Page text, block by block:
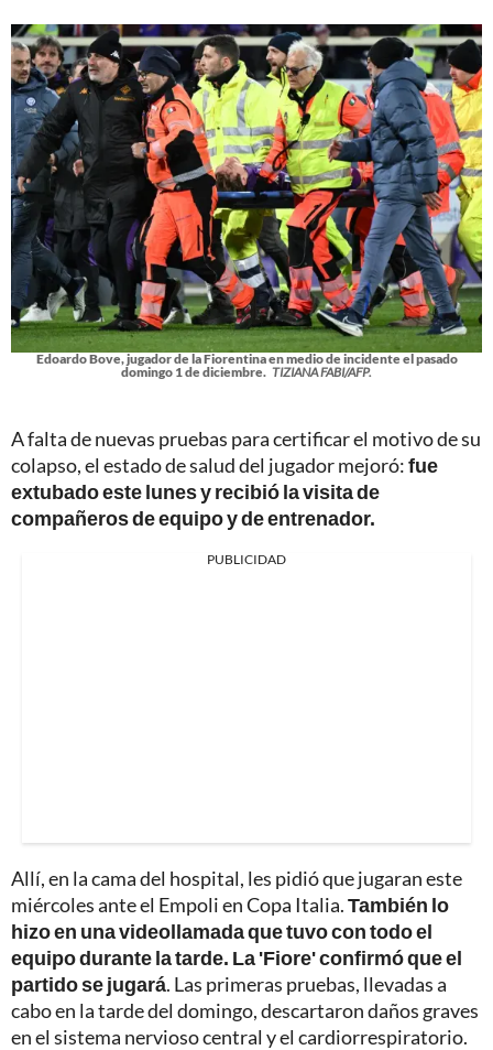
Edoardo Bove, jugador de la Fiorentina en medio de incidente el pasado
domingo 1 de diciembre. TIZIANA FABI/AFP.
A falta de nuevas pruebas para certificar el motivo de su
colapso, el estado de salud del jugador mejoró:fue
extubado este lunes y recibió la visita de
compañeros de equipo y de entrenador.
PUBLICIDAD
Allí, en la cama del hospital, les pidió que jugaran este
miércoles ante el Empoli en Copa Italia.También lo
hizo en una videollamada que tuvo con todo el
equipo durante la tarde. La 'Fiore' confirmó que el
partido se jugará. Las primeras pruebas, llevadas a
cabo en la tarde del domingo, descartaron daños graves
en el sistema nervioso central y el cardiorrespiratorio.